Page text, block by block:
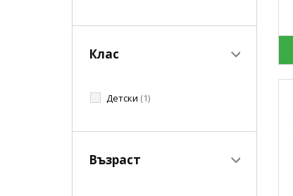
Клас
Детски (1)
Възраст